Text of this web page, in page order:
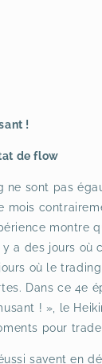
!
de flow
ne sont pas
mois
montre
a des jours où
où le
Dans ce 4e
! », le
pour
savent en